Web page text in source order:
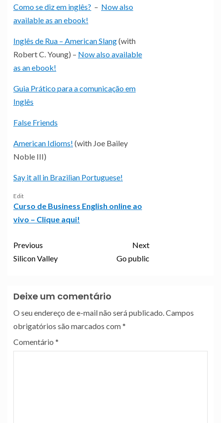
Como se diz em inglês? – Now also
available as an ebook!
Inglês de Rua – American Slang(with
Robert C. Young) – Now also available
as an ebook!
Guia Prático para a comunicação em
Inglês
False Friends
American Idioms! (with Joe Bailey
Noble III)
Say it all in Brazilian Portuguese!
Edit
Curso de Business English online ao
vivo – Clique aqui!
Previous
Silicon Valley
Next
Go public
Deixe um comentário
O seu endereço de e-mail não será publicado.Campos
obrigatórios são marcados com*
Comentário *